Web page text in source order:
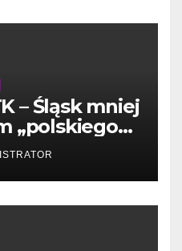
– Śląsk mniej
„polskiego